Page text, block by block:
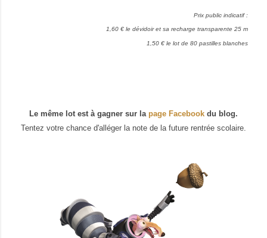
Prix public indicatif :
1,60 € le dévidoir et sa recharge transparente 25 m
1,50 € le lot de 80 pastilles blanches
Le même lot est à gagner sur la page Facebook du blog.
Tentez votre chance d'alléger la note de la future rentrée scolaire.